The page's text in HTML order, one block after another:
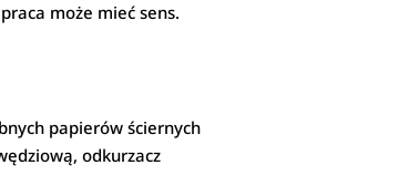
może mieć sens.
papierów ściernych
odkurzacz